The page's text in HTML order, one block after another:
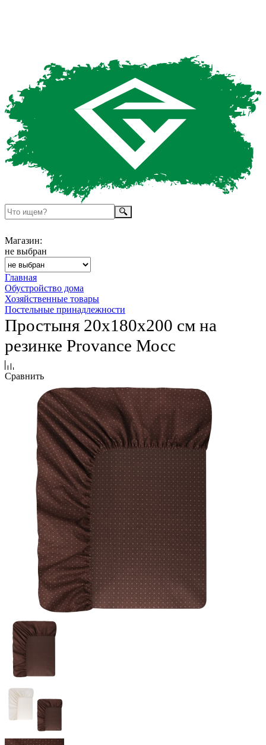
Магазин:
не выбран
Главная
Обустройство дома
Хозяйственные товары
Постельные принадлежности
Простыня 20х180х200 см на
резинке Provance Мосс
Сравнить